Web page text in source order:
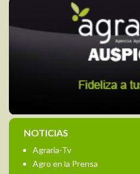
NOTICIAS
Agraria-Tv
Agro en la Prensa